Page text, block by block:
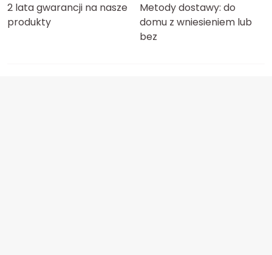
2 lata gwarancji na nasze
produkty
Metody dostawy: do
domu z wniesieniem lub
bez